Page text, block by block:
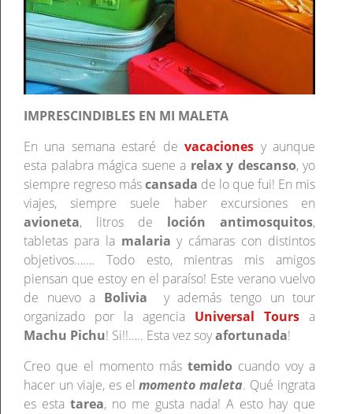
IMPRESCINDIBLES EN MI MALETA
En una semana estaré devacaciones y aunque
esta palabra mágica suene a relax y descanso, yo
siempre regreso máscansada de lo que fui! En mis
viajes, siempre suele haber excursiones en
avioneta, litros de loción antimosquitos,
tabletas para la malariay cámaras con distintos
objetivos……. Todo esto, mientras mis amigos
piensan que estoy en el paraíso! Este verano vuelvo
de nuevo a Bolivia y además tengo un tour
organizado por la agencia Universal Tours a
Machu Pichu! Si!!….. Esta vez soyafortunada!
Creo que el momento más temido cuando voy a
hacer un viaje, es elmomento maleta. Qué ingrata
es estatarea, no me gusta nada! A esto hay que